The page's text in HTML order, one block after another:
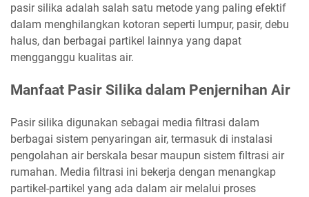
pasir silika adalah salah satu metode yang paling efektif
dalam menghilangkan kotoran seperti lumpur, pasir, debu
halus, dan berbagai partikel lainnya yang dapat
mengganggu kualitas air.
Manfaat Pasir Silika dalam Penjernihan Air
Pasir silika digunakan sebagai media filtrasi dalam
berbagai sistem penyaringan air, termasuk di instalasi
pengolahan air berskala besar maupun sistem filtrasi air
rumahan. Media filtrasi ini bekerja dengan menangkap
partikel-partikel yang ada dalam air melalui proses